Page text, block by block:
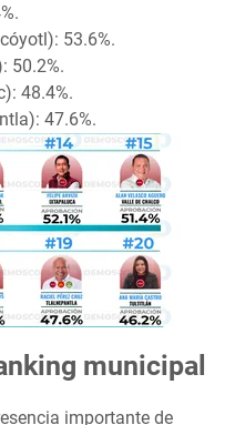
53.6%.
50.2%.
48.4%.
47.6%.
municipal
importante de